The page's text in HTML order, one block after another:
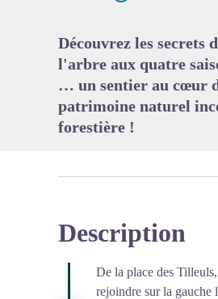
Découvrez les secrets
l'arbre aux quatre
… un sentier au cœur
patrimoine naturel
forestière !
Description
De la place des
rejoindre sur la gauche